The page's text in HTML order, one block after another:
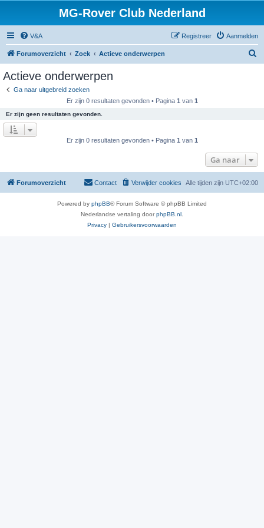
MG-Rover Club Nederland
V&A Aanmelden
Registreer
Forumoverzicht Zoek Actieve onderwerpen
Actieve onderwerpen
Ga naar uitgebreid zoeken
Er zijn 0 resultaten gevonden • Pagina 1 van 1
Er zijn geen resultaten gevonden.
Er zijn 0 resultaten gevonden • Pagina 1 van 1
Ga naar
Forumoverzicht Alle tijden zijn UTC+02:00
Verwijder cookies
Contact
Powered by phpBB® Forum Software © phpBB Limited
Nederlandse vertaling doorphpBB.nl
Privacy | Gebruikersvoorwaarden